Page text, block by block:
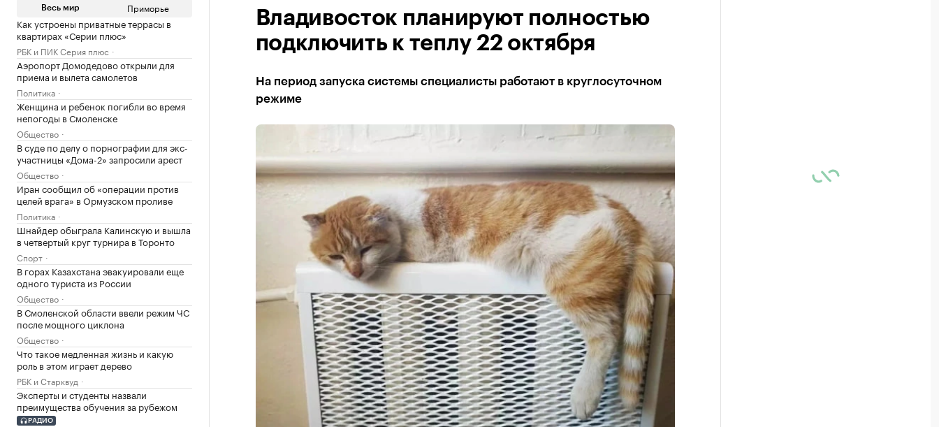
Весь мир Приморье
Как устроены приватные террасы в
квартирах «Серии плюс»
РБК и ПИК Серия плюс
Аэропорт Домодедово открыли для
приема и вылета самолетов
Политика
Женщина и ребенок погибли во время
непогоды в Смоленске
Общество
В суде по делу о порнографии для экс-
участницы «Дома-2» запросили арест
Общество
Иран сообщил об «операции против
целей врага» в Ормузском проливе
Политика
Шнайдер обыграла Калинскую и вышла
в четвертый круг турнира в Торонто
Спорт
В горах Казахстана эвакуировали еще
одного туриста из России
Общество
В Смоленской области ввели режим ЧС
после мощного циклона
Общество
Что такое медленная жизнь и какую
роль в этом играет дерево
РБК и Старквуд
Эксперты и студенты назвали
преимущества обучения за рубежом
РАДИО
Владивосток планируют полностью
подключить к теплу 22 октября
На период запуска системы специалисты работают в круглосуточном
режиме